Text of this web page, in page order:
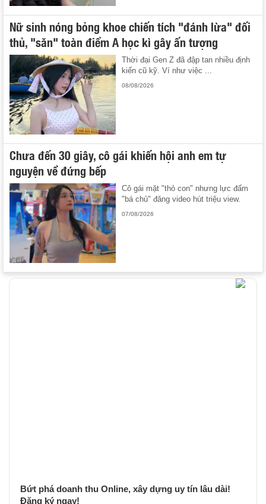
Nữ sinh nóng bỏng khoe chiến tích "đánh lừa" đối
thủ, "săn" toàn điểm A học kì gây ấn tượng
Thời đại Gen Z đã đập tan nhiều định
kiến cũ kỹ. Ví như việc ...
08/08/2026
Chưa đến 30 giây, cô gái khiến hội anh em tự
nguyện về đứng bếp
Cô gái mặt "thỏ con" nhưng lực đấm
"bá chủ" đăng video hút triệu view.
07/08/2026
Bứt phá doanh thu Online, xây dựng uy tín lâu dài!
Đăng ký ngay!